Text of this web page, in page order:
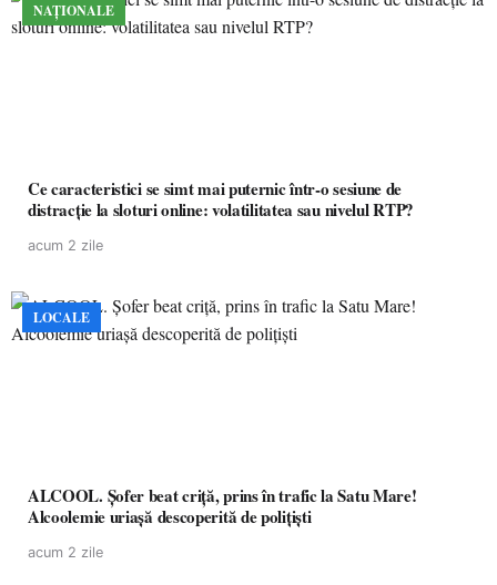
NAȚIONALE
Ce caracteristici se simt mai puternic într-o sesiune de
distracție la sloturi online: volatilitatea sau nivelul RTP?
acum 2 zile
LOCALE
ALCOOL. Șofer beat criță, prins în trafic la Satu Mare!
Alcoolemie uriașă descoperită de polițiști
acum 2 zile